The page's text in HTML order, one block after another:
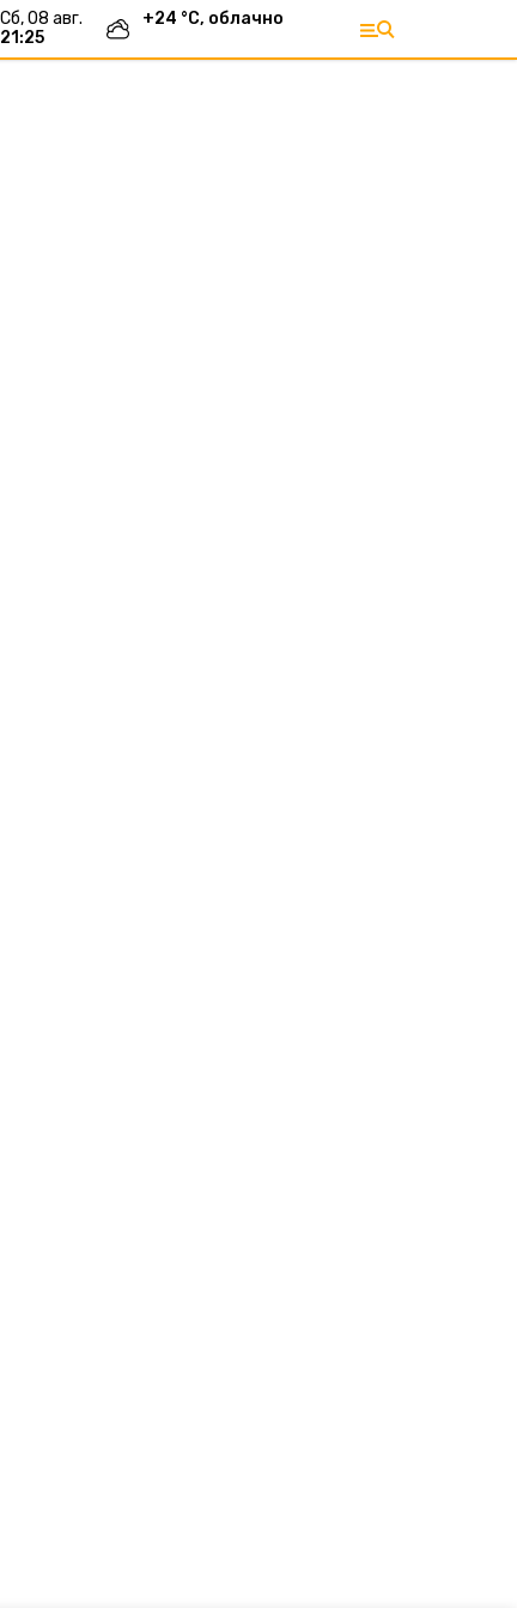
сб, 08 авг.
21:25
+24 °С, облачно